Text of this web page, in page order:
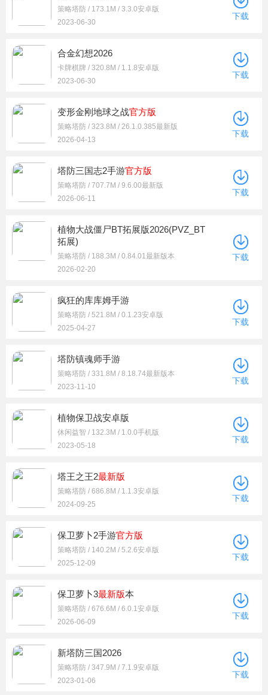
策略塔防 / 173.1M / 3.3.0安卓版
2023-06-30
下载
合金幻想2026
卡牌棋牌 / 320.8M / 1.1.8安卓版
2023-06-30
下载
变形金刚地球之战官方版
策略塔防 / 323.8M / 26.1.0.385最新版
2026-04-13
下载
塔防三国志2手游官方版
策略塔防 / 707.7M / 9.6.00最新版
2026-06-11
下载
植物大战僵尸BT拓展版2026(PVZ_BT
拓展)
策略塔防 / 188.3M / 0.84.01最新版本
2026-02-20
下载
疯狂的库库姆手游
策略塔防 / 521.8M / 0.1.23安卓版
2025-04-27
下载
塔防镇魂师手游
策略塔防 / 331.8M / 8.18.74最新版本
2023-11-10
下载
植物保卫战安卓版
休闲益智 / 132.3M / 1.0.0手机版
2023-05-18
下载
塔王之王2最新版
策略塔防 / 686.8M / 1.1.3安卓版
2024-09-25
下载
保卫萝卜2手游官方版
策略塔防 / 140.2M / 5.2.6安卓版
2025-12-09
下载
保卫萝卜3最新版本
策略塔防 / 676.6M / 6.0.1安卓版
2026-06-09
下载
新塔防三国2026
策略塔防 / 347.9M / 7.1.9安卓版
2023-01-06
下载